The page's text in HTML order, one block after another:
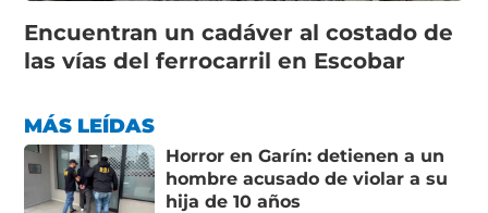
Encuentran un cadáver al costado de
las vías del ferrocarril en Escobar
MÁS LEÍDAS
Horror en Garín: detienen a un
hombre acusado de violar a su
hija de 10 años